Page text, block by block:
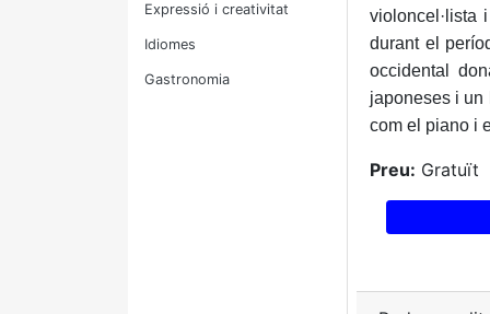
Expressió i creativitat
Idiomes
Gastronomia
violoncel·lista
durant el
occidental
japoneses i un
com el piano i
Preu: Gratuït